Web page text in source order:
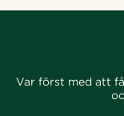
Var först med att